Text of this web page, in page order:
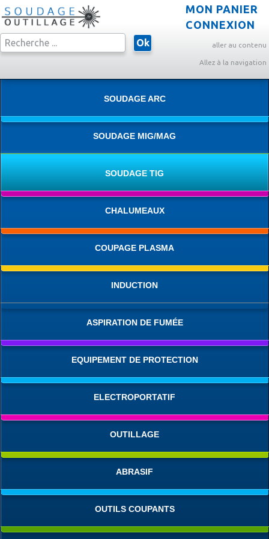
aller au contenu
Allez à la navigation
CONNEXION
MON PANIER
Ok
SOUDAGE ARC
SOUDAGE MIG/MAG
SOUDAGE TIG
CHALUMEAUX
COUPAGE PLASMA
INDUCTION
ASPIRATION DE FUMÉE
EQUIPEMENT DE PROTECTION
ELECTROPORTATIF
OUTILLAGE
ABRASIF
OUTILS COUPANTS